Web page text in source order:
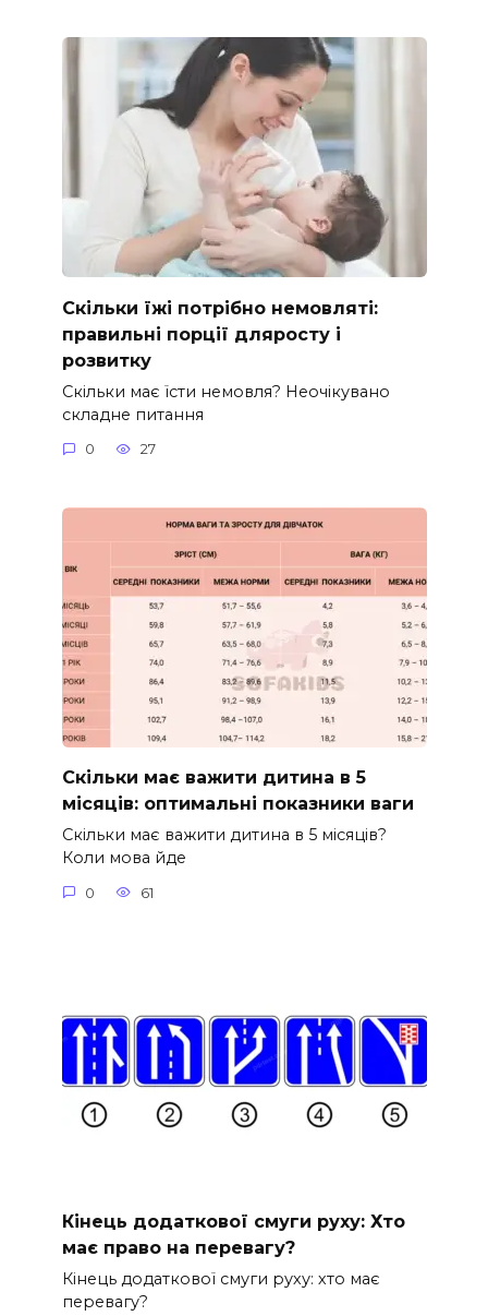
Скільки їжі потрібно немовляті:
правильні порції дляросту і
розвитку
Скільки має їсти немовля? Неочікувано
складне питання
0 27
Скільки має важити дитина в 5
місяців: оптимальні показники ваги
Скільки має важити дитина в 5 місяців?
Коли мова йде
0 61
Кінець додаткової смуги руху: Хто
має право на перевагу?
Кінець додаткової смуги руху: хто має
перевагу?